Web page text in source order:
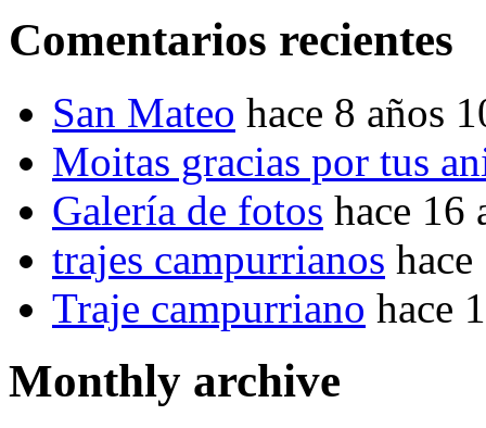
Comentarios recientes
San Mateo hace 8 años
Moitas gracias por tus
Galería de fotos hace 16
trajes campurrianos
Traje campurriano hace
Monthly archive